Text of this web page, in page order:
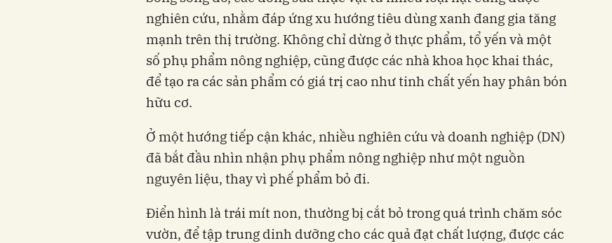
nghiên cứu, nhằm đáp ứng xu hướng tiêu dùng xanh đang gia tăng
mạnh trên thị trường. Không chỉ dừng ở thực phẩm, tổ yến và một
số phụ phẩm nông nghiệp, cũng được các nhà khoa học khai thác,
để tạo ra các sản phẩm có giá trị cao như tinh chất yến hay phân bón
hữu cơ.
Ở một hướng tiếp cận khác, nhiều nghiên cứu và doanh nghiệp (DN)
đã bắt đầu nhìn nhận phụ phẩm nông nghiệp như một nguồn
nguyên liệu, thay vì phế phẩm bỏ đi.
Điển hình là trái mít non, thường bị cắt bỏ trong quá trình chăm sóc
vườn, để tập trung dinh dưỡng cho các quả đạt chất lượng, được các